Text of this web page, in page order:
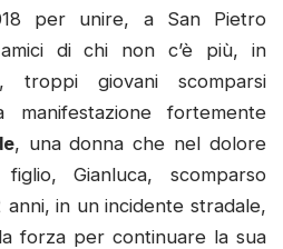
per unire, a San Pietro
di chi non c’è più, in
troppi giovani scomparsi
manifestazione fortemente
, una donna che nel dolore
Gianluca, scomparso
in un incidente stradale,
forza per continuare la sua